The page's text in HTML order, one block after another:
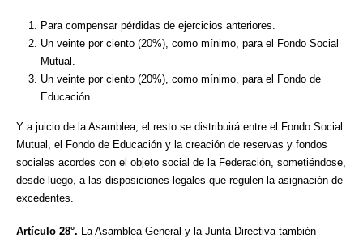
Para compensar pérdidas de ejercicios anteriores.
Un veinte por ciento (20%), como mínimo, para el Fondo Social
Mutual.
Un veinte por ciento (20%), como mínimo, para el Fondo de
Educación.
Y a juicio de la Asamblea, el resto se distribuirá entre el Fondo Social
Mutual, el Fondo de Educación y la creación de reservas y fondos
sociales acordes con el objeto social de la Federación, sometiéndose,
desde luego, a las disposiciones legales que regulen la asignación de
excedentes.
Artículo 28°.
La Asamblea General y la Junta Directiva también